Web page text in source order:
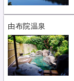
由布院温泉